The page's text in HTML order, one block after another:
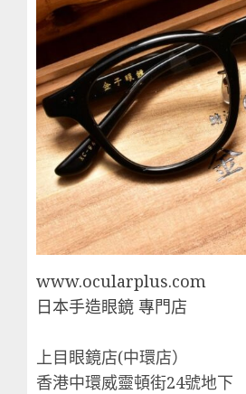
www.ocularplus.com
日本手造眼鏡 專門店
上目眼鏡店(中環店）
香港中環威靈頓街24號地下